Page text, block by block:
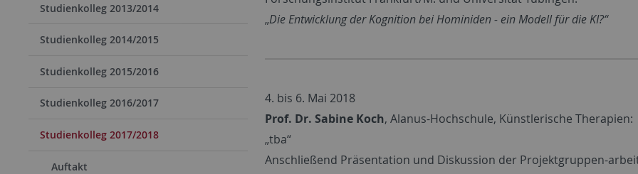
Studienkolleg 2013/2014
Studienkolleg 2014/2015
Studienkolleg 2015/2016
Studienkolleg 2016/2017
Studienkolleg 2017/2018
Auftakt
„Die Entwicklung der Kognition bei Hominiden - ein Modell für die KI?“
4. bis 6. Mai 2018
Prof. Dr. Sabine Koch, Alanus-Hochschule, Künstlerische Therapien:
„tba“
Anschließend Präsentation und Diskussion der Projektgruppen-